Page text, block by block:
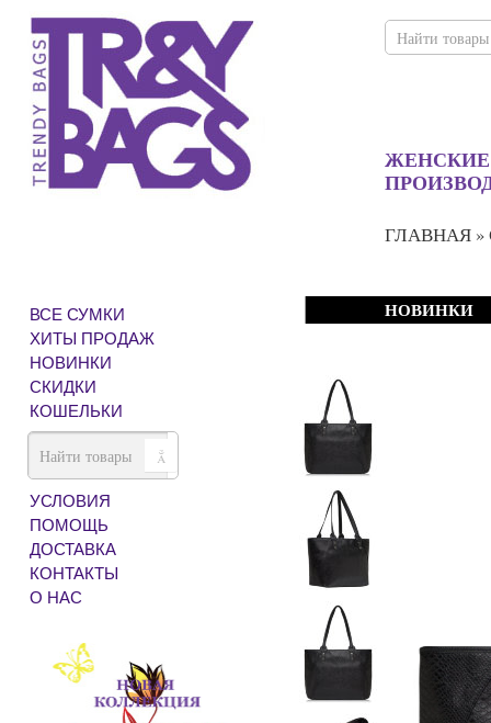
ВСЕ СУМКИ
ХИТЫ ПРОДАЖ
НОВИНКИ
СКИДКИ
КОШЕЛЬКИ
УСЛОВИЯ
ПОМОЩЬ
ДОСТАВКА
КОНТАКТЫ
О НАС
ГЛАВНАЯ »
НОВИНКИ